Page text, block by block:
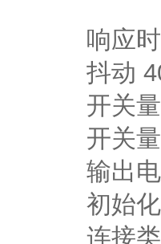
响应
抖动
开关
开关
输出
初始
连接